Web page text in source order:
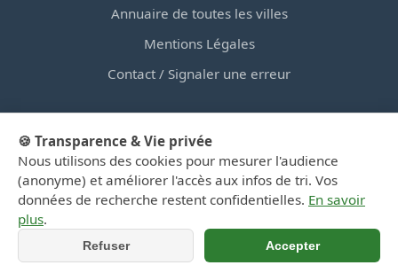
Annuaire de toutes les villes
Mentions Légales
Contact / Signaler une erreur
© 2026 PortailDesDechetsEnRegionCentre.fr — Site
d'information privé, non affilié aux collectivités.
🍪 Transparence & Vie privée
Nous utilisons des cookies pour mesurer l'audience
(anonyme) et améliorer l'accès aux infos de tri. Vos
données de recherche restent confidentielles. En savoir
plus.
Refuser Accepter
📞 Appeler 📍 Y aller (GPS)